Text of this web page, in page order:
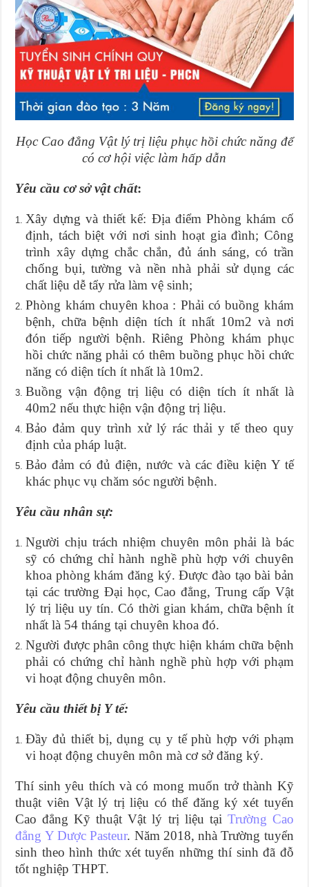
Học Cao đẳng Vật lý trị liệu phục hồi chức năng để
có cơ hội việc làm hấp dẫn
Yêu cầu cơ sở vật chất:
Xây dựng và thiết kế: Địa điểm Phòng khám cố
định, tách biệt với nơi sinh hoạt gia đình; Công
trình xây dựng chắc chắn, đủ ánh sáng, có trần
chống bụi, tường và nền nhà phải sử dụng các
chất liệu dễ tẩy rửa làm vệ sinh;
Phòng khám chuyên khoa : Phải có buồng khám
bệnh, chữa bệnh diện tích ít nhất 10m2 và nơi
đón tiếp người bệnh. Riêng Phòng khám phục
hồi chức năng phải có thêm buồng phục hồi chức
năng có diện tích ít nhất là 10m2.
Buồng vận động trị liệu có diện tích ít nhất là
40m2 nếu thực hiện vận động trị liệu.
Bảo đảm quy trình xử lý rác thải y tế theo quy
định của pháp luật.
Bảo đảm có đủ điện, nước và các điều kiện Y tế
khác phục vụ chăm sóc người bệnh.
Yêu cầu nhân sự:
Người chịu trách nhiệm chuyên môn phải là bác
sỹ có chứng chỉ hành nghề phù hợp với chuyên
khoa phòng khám đăng ký. Được đào tạo bài bản
tại các trường Đại học, Cao đẳng, Trung cấp Vật
lý trị liệu uy tín. Có thời gian khám, chữa bệnh ít
nhất là 54 tháng tại chuyên khoa đó.
Người được phân công thực hiện khám chữa bệnh
phải có chứng chỉ hành nghề phù hợp với phạm
vi hoạt động chuyên môn.
Yêu cầu thiết bị Y tế:
Đầy đủ thiết bị, dụng cụ y tế phù hợp với phạm
vi hoạt động chuyên môn mà cơ sở đăng ký.
Thí sinh yêu thích và có mong muốn trở thành Kỹ
thuật viên Vật lý trị liệu có thể đăng ký xét tuyển
Cao đẳng Kỹ thuật Vật lý trị liệu tại Trường Cao
đẳng Y Dược Pasteur. Năm 2018, nhà Trường tuyển
sinh theo hình thức xét tuyển những thí sinh đã đỗ
tốt nghiệp THPT.